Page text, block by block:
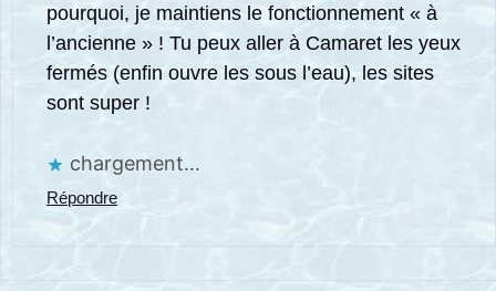
pourquoi, je maintiens le fonctionnement « à
l’ancienne » ! Tu peux aller à Camaret les yeux
fermés (enfin ouvre les sous l’eau), les sites
sont super !
chargement…
Répondre